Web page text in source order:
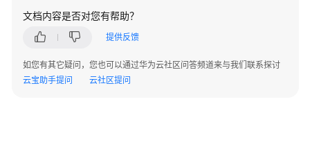
品
咨
计
文档内容是否对您有帮助？
提供反馈
如您有其它疑问，您也可以通过华为云社区问答频道来与我们联系探讨
云宝助手提问
云社区提问